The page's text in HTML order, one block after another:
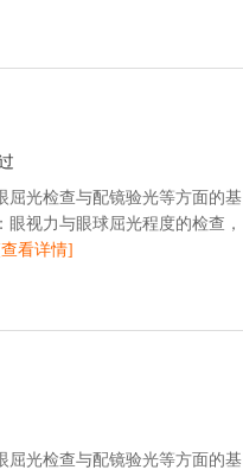
屈光检查与配镜验光等方面的基
视力与眼球屈光程度的检查，
看详情]
屈光检查与配镜验光等方面的基